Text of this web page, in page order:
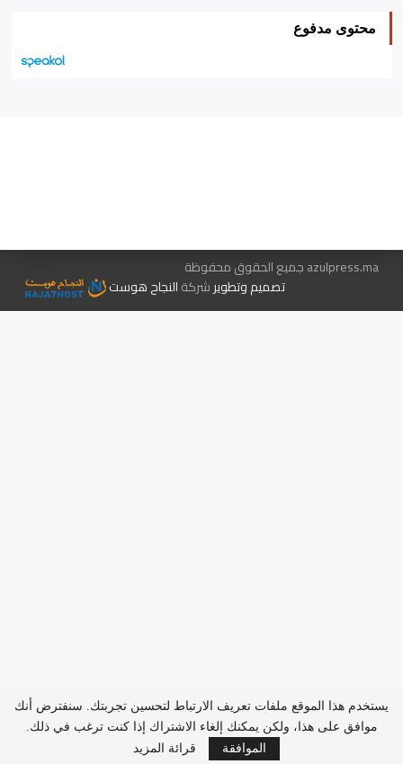
محتوى مدفوع
azulpress.ma جميع الحقوق محفوظة
تصميم وتطويرشركةالنجاح هوست
يستخدم هذا الموقع ملفات تعريف الارتباط لتحسين تجربتك. سنفترض أنك
موافق على هذا، ولكن يمكنك إلغاء الاشتراك إذا كنت ترغب في ذلك.
الموافقة
قرائة المزيد